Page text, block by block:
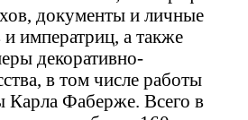
документы и личные
императриц, а также
декоративно-
в том числе работы
Карла Фаберже. Всего в